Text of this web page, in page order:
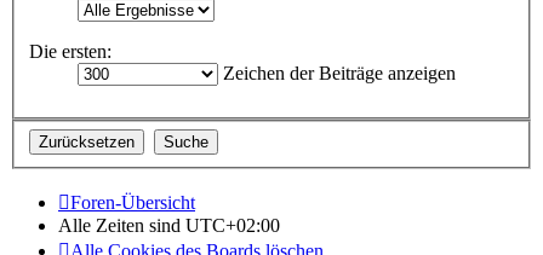
Die ersten:
Zeichen der Beiträge anzeigen
Foren-Übersicht
Alle Zeiten sind UTC+02:00
Alle Cookies des Boards löschen